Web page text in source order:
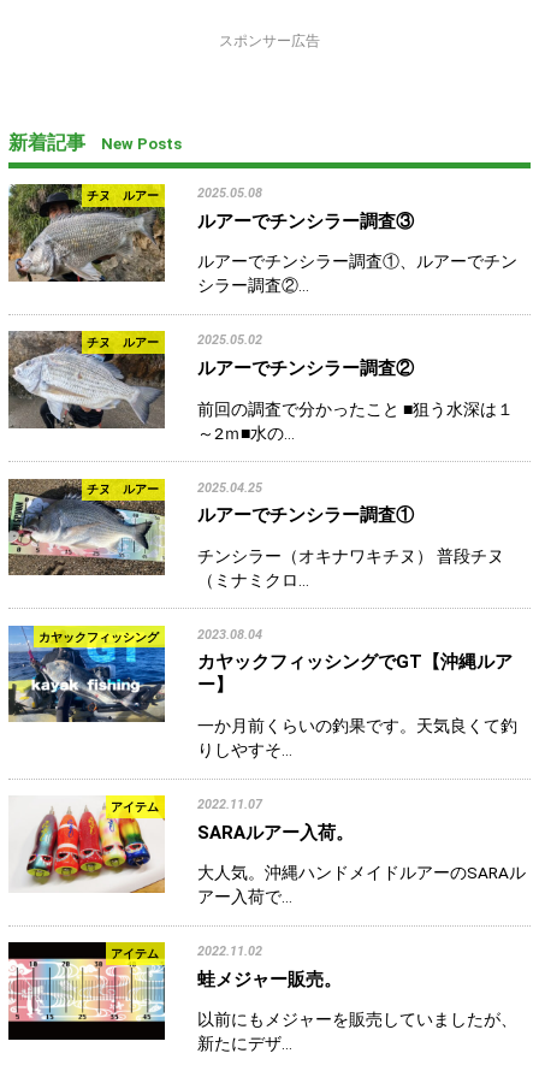
スポンサー広告
新着記事 New Posts
チヌ ルアー 2025.05.08
ルアーでチンシラー調査③
ルアーでチンシラー調査①、ルアーでチン
シラー調査②…
チヌ ルアー 2025.05.02
ルアーでチンシラー調査②
前回の調査で分かったこと ■狙う水深は１
～2ｍ■水の…
チヌ ルアー 2025.04.25
ルアーでチンシラー調査①
チンシラー（オキナワキチヌ） 普段チヌ
（ミナミクロ…
カヤックフィッシング 2023.08.04
カヤックフィッシングでGT【沖縄ルア
ー】
一か月前くらいの釣果です。天気良くて釣
りしやすそ…
アイテム 2022.11.07
SARAルアー入荷。
大人気。沖縄ハンドメイドルアーのSARAル
アー入荷で…
アイテム 2022.11.02
蛙メジャー販売。
以前にもメジャーを販売していましたが、
新たにデザ…